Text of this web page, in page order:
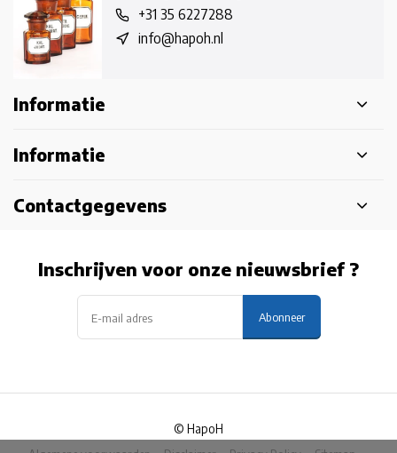
+31 35 6227288
info@hapoh.nl
Informatie
Informatie
Contactgegevens
Inschrijven voor onze nieuwsbrief ?
Abonneer
© HapoH